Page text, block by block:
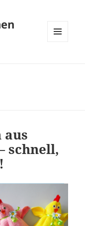
schnell,